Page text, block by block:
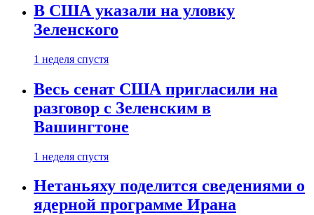
В США указали на уловку
Зеленского
1 неделя спустя
Весь сенат США пригласили на
разговор с Зеленским в
Вашингтоне
1 неделя спустя
Нетаньяху поделится сведениями о
ядерной программе Ирана